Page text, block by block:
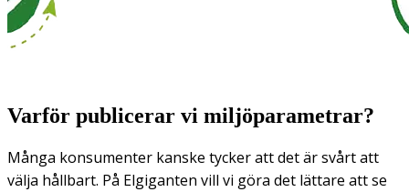
Varför publicerar vi miljöparametrar?
Många konsumenter kanske tycker att det är svårt att
välja hållbart. På Elgiganten vill vi göra det lättare att se